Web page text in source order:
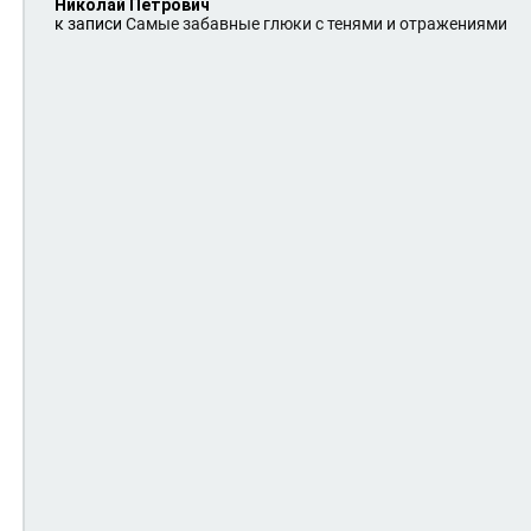
Николай Петрович
к записи Самые забавные глюки с тенями и отражениями